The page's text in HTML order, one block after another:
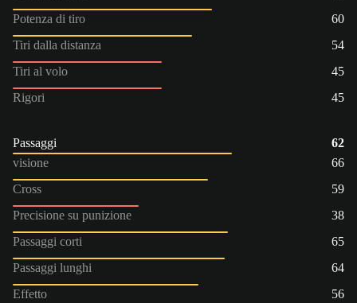
Potenza di tiro
60
Tiri dalla distanza
54
Tiri al volo
45
Rigori
45
Passaggi
62
visione
66
Cross
59
Precisione su punizione
38
Passaggi corti
65
Passaggi lunghi
64
Effetto
56